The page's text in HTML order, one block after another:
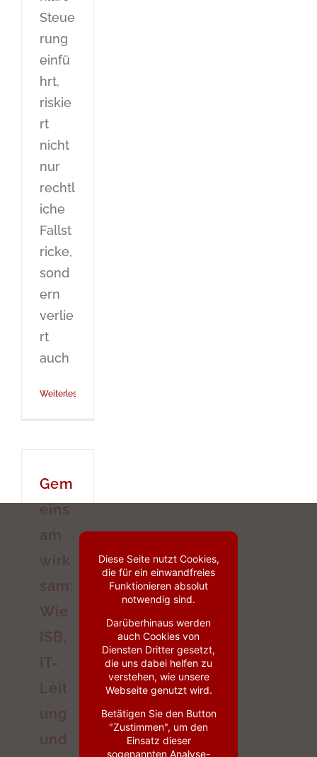
Steue
rung
einfü
hrt,
riskie
rt
nicht
nur
rechtl
iche
Fallst
ricke,
sond
ern
verlie
rt
auch
Weiterlesen
Gem
eins
am
wirk
sam:
Wie
ISB,
IT-
Leit
ung
und
Diese Seite nutzt Cookies,
die für ein einwandfreies
Funktionieren absolut
notwendig sind.
Darüberhinaus werden
auch Cookies von
Diensten Dritter gesetzt,
die uns dabei helfen zu
verstehen, wie unsere
Webseite genutzt wird.
Betätigen Sie den Button
"Zustimmen", um den
Einsatz dieser
sogenannten Analyse-